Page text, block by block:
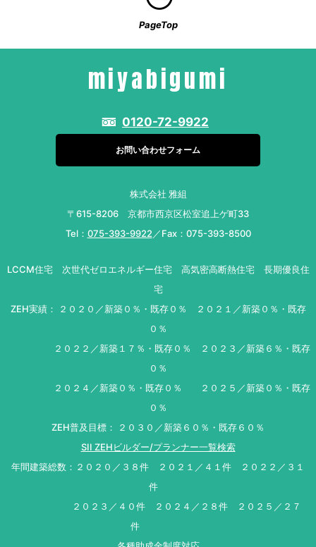
PageTop
miyabigumi
0120-72-9922
お問い合わせフォーム
株式会社 雅組
〒615-8206 京都市西京区松室追上ゲ町33
Tel： 075-393-9922 ／Fax：075-393-8500
LCCM住宅 次世代ゼロエネルギー住宅 高気密高断熱住宅 長期優良住
宅
ZEH実績： ２０２０／新築０％・既存０％ ２０２１／新築０％・既存
０％
２０２２／新築１７％・既存０％ ２０２３／新築６％・既存
０％
２０２４／新築０％・既存０％ ２０２５／新築０％・既存
０％
ZEH普及目標： ２０３０／新築６０％・既存６０％
SII ZEHビルダー/プランナー一覧検索
年間建築総数：２０２０／３８件 ２０２１／４１件 ２０２２／３１
件
２０２３／４０件 ２０２４／２８件 ２０２５／２７
件